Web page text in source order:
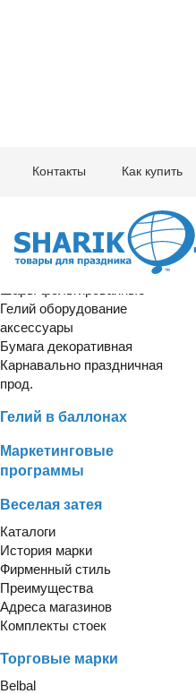
Контакты Как купить
Расширенный поиск
Шары латексные
Гелий оборудование
аксессуары
Бумага декоративная
Карнавально праздничная
прод.
Гелий в баллонах
Маркетинговые
программы
Веселая затея
Каталоги
История марки
Фирменный стиль
Преимущества
Адреса магазинов
Комплекты стоек
Торговые марки
Belbal